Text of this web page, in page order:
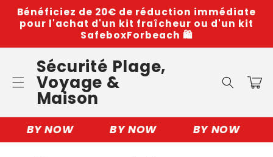
Skip to
content
Bénéficiez de 20€ de réduction immédiate
pour l'achat d'un kit fraîcheur ou d'un kit
SafeboxForbeach 🛍️
Sécurité Plage,
Voyage &
Maison
Cart
BY NOW BY NOW BY NOW